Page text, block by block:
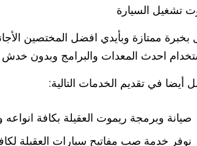
تشغيل السيارة
بخبرة ممتازة وبأيدي افضل المختصين
احدث المعدات والبرامج وبدون خدش
أيضا في تقديم الخدمات التالية:
صيانة وبرمجة ريموت العقيلة بكافة انواعه
نوفر خدمة صب مفاتيح سيارات العقيلة